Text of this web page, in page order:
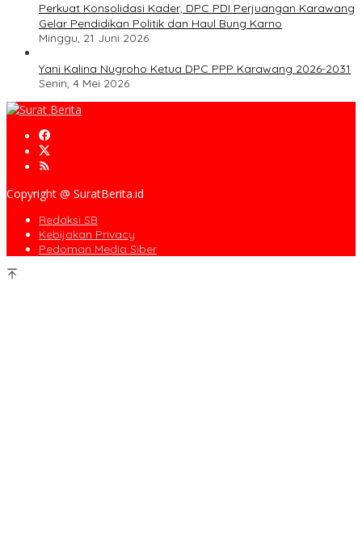
Perkuat Konsolidasi Kader, DPC PDI Perjuangan Karawang
Gelar Pendidikan Politik dan Haul Bung Karno
Minggu, 21 Juni 2026
Yani Kalina Nugroho Ketua DPC PPP Karawang 2026-2031
Senin, 4 Mei 2026
Copyright @ SuratBerita.id
Redaksi SB
Kebijakan Privacy
Pedoman Media Siber